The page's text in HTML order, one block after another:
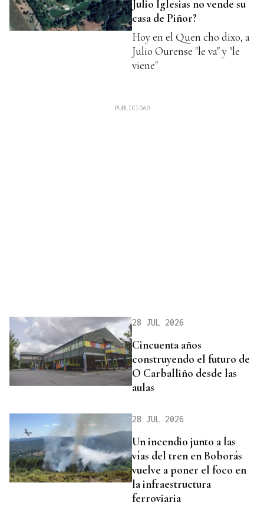
Julio Iglesias no vende su
casa de Piñor?
Hoy en el Quen cho dixo, a
Julio Ourense "le va" y "le
viene"
28 JUL 2026
Cincuenta años
construyendo el futuro de
O Carballiño desde las
aulas
28 JUL 2026
Un incendio junto a las
vías del tren en Boborás
vuelve a poner el foco en
la infraestructura
ferroviaria